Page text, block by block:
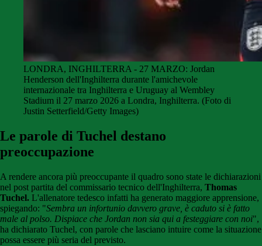
LONDRA, INGHILTERRA - 27 MARZO: Jordan
Henderson dell'Inghilterra durante l'amichevole
internazionale tra Inghilterra e Uruguay al Wembley
Stadium il 27 marzo 2026 a Londra, Inghilterra. (Foto di
Justin Setterfield/Getty Images)
Le parole di Tuchel destano
preoccupazione
A rendere ancora più preoccupante il quadro sono state le dichiarazioni
nel post partita del commissario tecnico dell'Inghilterra, Thomas
Tuchel. L'allenatore tedesco infatti ha generato maggiore apprensione,
spiegando: "Sembra un infortunio davvero grave, è caduto si è fatto
male al polso. Dispiace che Jordan non sia qui a festeggiare con noi",
ha dichiarato Tuchel, con parole che lasciano intuire come la situazione
possa essere più seria del previsto.